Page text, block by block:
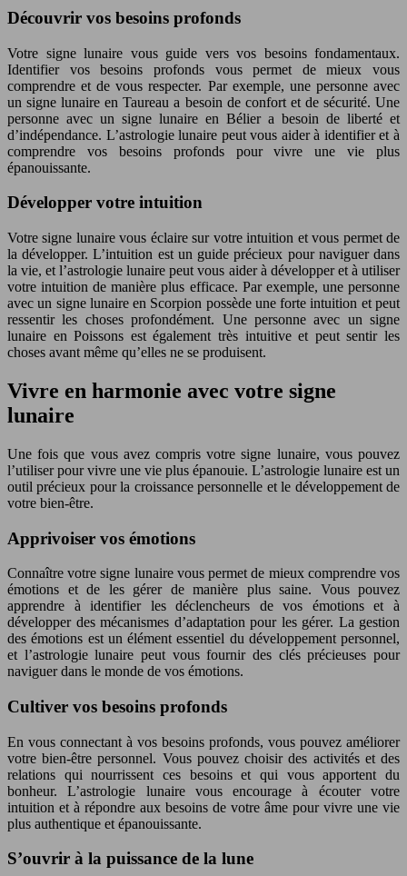
Découvrir vos besoins profonds
Votre signe lunaire vous guide vers vos besoins fondamentaux.
Identifier vos besoins profonds vous permet de mieux vous
comprendre et de vous respecter. Par exemple, une personne avec
un signe lunaire en Taureau a besoin de confort et de sécurité. Une
personne avec un signe lunaire en Bélier a besoin de liberté et
d’indépendance. L’astrologie lunaire peut vous aider à identifier et à
comprendre vos besoins profonds pour vivre une vie plus
épanouissante.
Développer votre intuition
Votre signe lunaire vous éclaire sur votre intuition et vous permet de
la développer. L’intuition est un guide précieux pour naviguer dans
la vie, et l’astrologie lunaire peut vous aider à développer et à utiliser
votre intuition de manière plus efficace. Par exemple, une personne
avec un signe lunaire en Scorpion possède une forte intuition et peut
ressentir les choses profondément. Une personne avec un signe
lunaire en Poissons est également très intuitive et peut sentir les
choses avant même qu’elles ne se produisent.
Vivre en harmonie avec votre signe
lunaire
Une fois que vous avez compris votre signe lunaire, vous pouvez
l’utiliser pour vivre une vie plus épanouie. L’astrologie lunaire est un
outil précieux pour la croissance personnelle et le développement de
votre bien-être.
Apprivoiser vos émotions
Connaître votre signe lunaire vous permet de mieux comprendre vos
émotions et de les gérer de manière plus saine. Vous pouvez
apprendre à identifier les déclencheurs de vos émotions et à
développer des mécanismes d’adaptation pour les gérer. La gestion
des émotions est un élément essentiel du développement personnel,
et l’astrologie lunaire peut vous fournir des clés précieuses pour
naviguer dans le monde de vos émotions.
Cultiver vos besoins profonds
En vous connectant à vos besoins profonds, vous pouvez améliorer
votre bien-être personnel. Vous pouvez choisir des activités et des
relations qui nourrissent ces besoins et qui vous apportent du
bonheur. L’astrologie lunaire vous encourage à écouter votre
intuition et à répondre aux besoins de votre âme pour vivre une vie
plus authentique et épanouissante.
S’ouvrir à la puissance de la lune